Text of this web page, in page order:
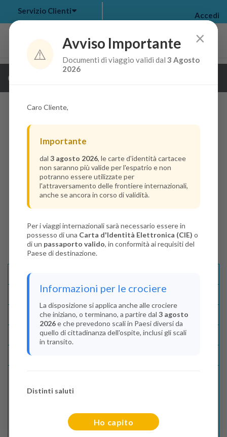
my bookings >
Servizio Clienti Accedi
Guarda i dettagli della crociera
Disponibilità
Condizioni
Recensioni
Indica il numero dei passeggeri
×
⚠️
Avviso Importante
Documenti di viaggio validi dal3 Agosto
2026
Caro Cliente,
Importante
dal 3 agosto 2026, le carte d'identità cartacee
non saranno più valide per l'espatrio e non
potranno essere utilizzate per
l'attraversamento delle frontiere internazionali,
anche se ancora in corso di validità.
Per i viaggi internazionali sarà necessario essere in
possesso di una Carta d'Identità Elettronica (CIE) o
di un passaporto valido, in conformità ai requisiti del
Paese di destinazione.
Informazioni per le crociere
La disposizione si applica anche alle crociere
che iniziano, o terminano, a partire dal 3 agosto
2026e che prevedono scali in Paesi diversi da
quello di cittadinanza dell'ospite, inclusi gli scali
in transito.
Distinti saluti
Ho capito